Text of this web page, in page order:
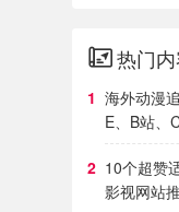
热门
海外动漫
E、B站、
10个超赞
影视网站